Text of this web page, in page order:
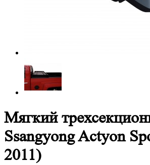
Мягкий
Ssangyong Actyon
2011)